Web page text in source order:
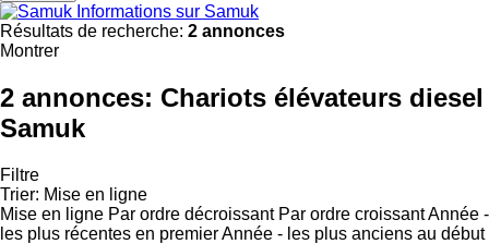
Informations sur Samuk
Résultats de recherche: 2 annonces
Montrer
2 annonces: Chariots élévateurs diesel
Samuk
Filtre
Trier: Mise en ligne
Mise en ligne Par ordre décroissant Par ordre croissantAnnée -
les plus récentes en premierAnnée - les plus anciens au début